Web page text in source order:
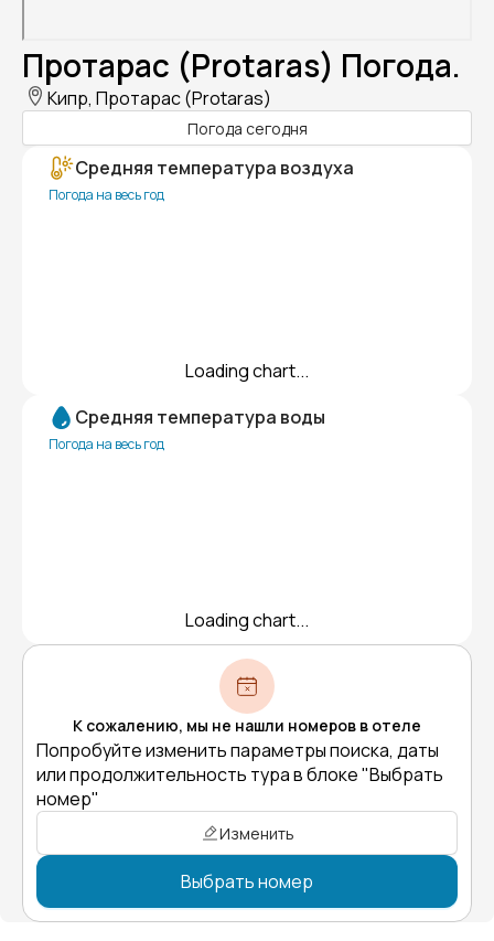
Протарас (Protaras) Погода.
Кипр, Протарас (Protaras)
Погода сегодня
Средняя температура воздуха
Погода на весь год
Loading chart...
Средняя температура воды
Погода на весь год
Loading chart...
К сожалению, мы не нашли номеров в отеле
Попробуйте изменить параметры поиска, даты
или продолжительность тура в блоке "Выбрать
номер"
Изменить
Выбрать номер